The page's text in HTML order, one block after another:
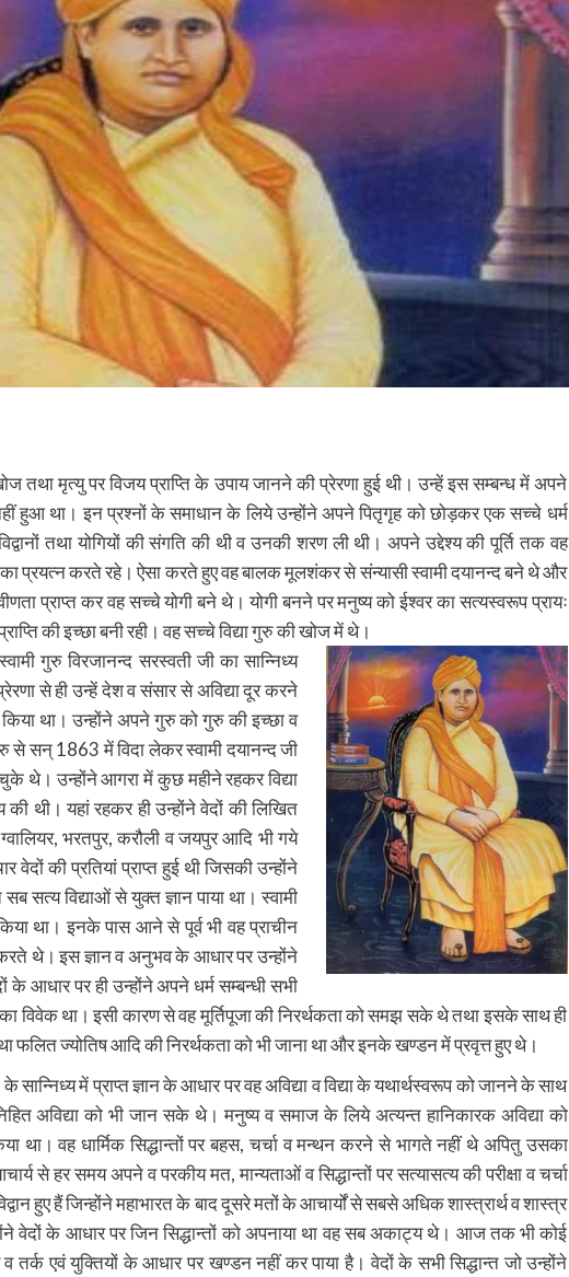
तथा मृत्यु पर विजय प्राप्ति के उपाय जानने की प्रेरणा हुई थी। उन्हें इस सम्बन्ध में अपने
नहीं हुआ था। इन प्रश्नों के समाधान के लिये उन्होंने अपने पितृगृह को छोड़कर एक सच्चे धर्म
तथा योगियों की संगति की थी व उनकी शरण ली थी। अपने उद्देश्य की पूर्ति तक वह
प्रयत्न करते रहे। ऐसा करते हुए वह बालक मूलशंकर से संन्यासी स्वामी दयानन्द बने थे और
प्राप्त कर वह सच्चे योगी बने थे। योगी बनने पर मनुष्य को ईश्वर का सत्यस्वरूप प्रायः
की इच्छा बनी रही। वह सच्चे विद्या गुरु की खोज में थे।
गुरु विरजानन्द सरस्वती जी का सान्निध्य
से ही उन्हें देश व संसार से अविद्या दूर करने
किया था। उन्होंने अपने गुरु को गुरु की इच्छा व
सन् 1863 में विदा लेकर स्वामी दयानन्द जी
चुके थे। उन्होंने आगरा में कुछ महीने रहकर विद्या
थी। यहां रहकर ही उन्होंने वेदों की लिखित
भरतपुर, करौली व जयपुर आदि भी गये
की प्रतियां प्राप्त हुई थी जिसकी उन्होंने
सत्य विद्याओं से युक्त ज्ञान पाया था। स्वामी
था। इनके पास आने से पूर्व भी वह प्राचीन
थे। इस ज्ञान व अनुभव के आधार पर उन्होंने
के आधार पर ही उन्होंने अपने धर्म सम्बन्धी सभी
का विवेक था। इसी कारण से वह मूर्तिपूजा की निरर्थकता को समझ सके थे तथा इसके साथ ही
फलित ज्योतिष आदि की निरर्थकता को भी जाना था और इनके खण्डन में प्रवृत्त हुए थे।
में प्राप्त ज्ञान के आधार पर वह अविद्या व विद्या के यथार्थस्वरूप को जानने के साथ
अविद्या को भी जान सके थे। मनुष्य व समाज के लिये अत्यन्त हानिकारक अविद्या को
था। वह धार्मिक सिद्धान्तों पर बहस, चर्चा व मन्थन करने से भागते नहीं थे अपितु उसका
से हर समय अपने व परकीय मत, मान्यताओं व सिद्धान्तों पर सत्यासत्य की परीक्षा व चर्चा
हुए हैं जिन्होंने महाभारत के बाद दूसरे मतों के आचार्यों से सबसे अधिक शास्त्रार्थ व शास्त्र
वेदों के आधार पर जिन सिद्धान्तों को अपनाया था वह सब अकाट्य थे। आज तक भी कोई
व तर्क एवं युक्तियों के आधार पर खण्डन नहीं कर पाया है। वेदों के सभी सिद्धान्त जो उन्होंने